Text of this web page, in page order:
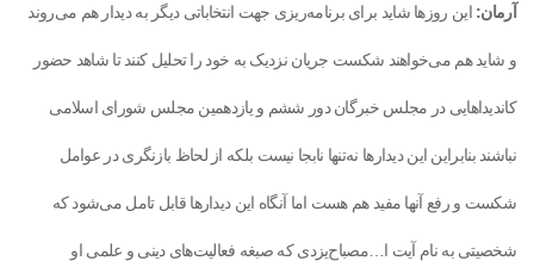
آرمان:این روزها شاید برای برنامه‌ریزی جهت انتخاباتی دیگر به دیدار هم می‌روند
و شاید هم می‌خواهند شکست جریان نزدیک به خود را تحلیل کنند تا شاهد حضور
کاندیداهایی در مجلس خبرگان دور ششم و یازدهمین مجلس شورای اسلامی
نباشند بنابراین این دیدارها نه‌تنها نابجا نیست بلکه از لحاظ بازنگری در عوامل
شکست و رفع آنها مفید هم هست اما آنگاه این دیدارها قابل تامل می‌شود که
شخصیتی به نام آیت ا…مصباح‌یزدی که صبغه فعالیت‌های دینی و علمی او